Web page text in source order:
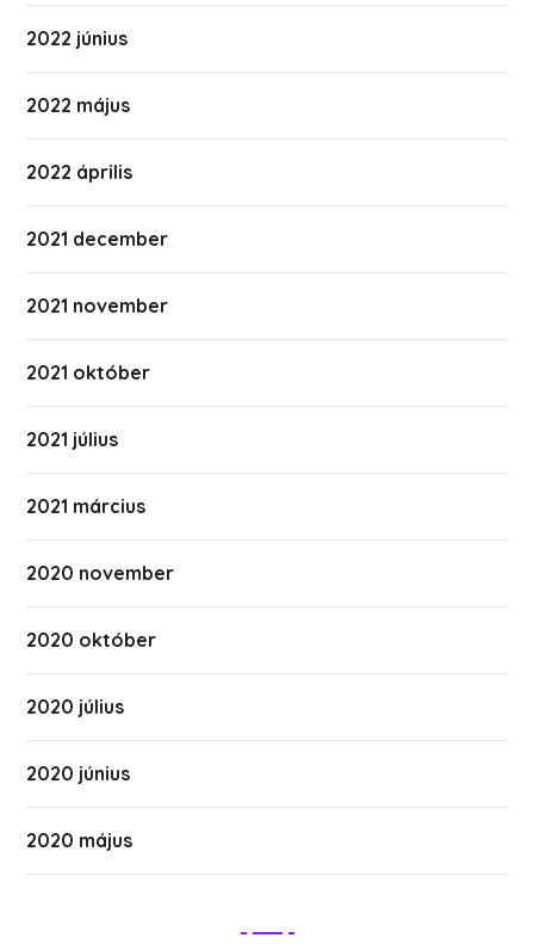
2022 június
2022 május
2022 április
2021 december
2021 november
2021 október
2021 július
2021 március
2020 november
2020 október
2020 július
2020 június
2020 május